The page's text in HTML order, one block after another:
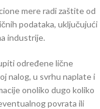
mere radi zaštite od
podataka, uključujući
industrije.
određene lične
nalog, u svrhu naplate i
onoliko dugo koliko
povrata ili